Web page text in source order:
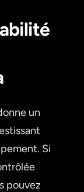
un
Si
pouvez